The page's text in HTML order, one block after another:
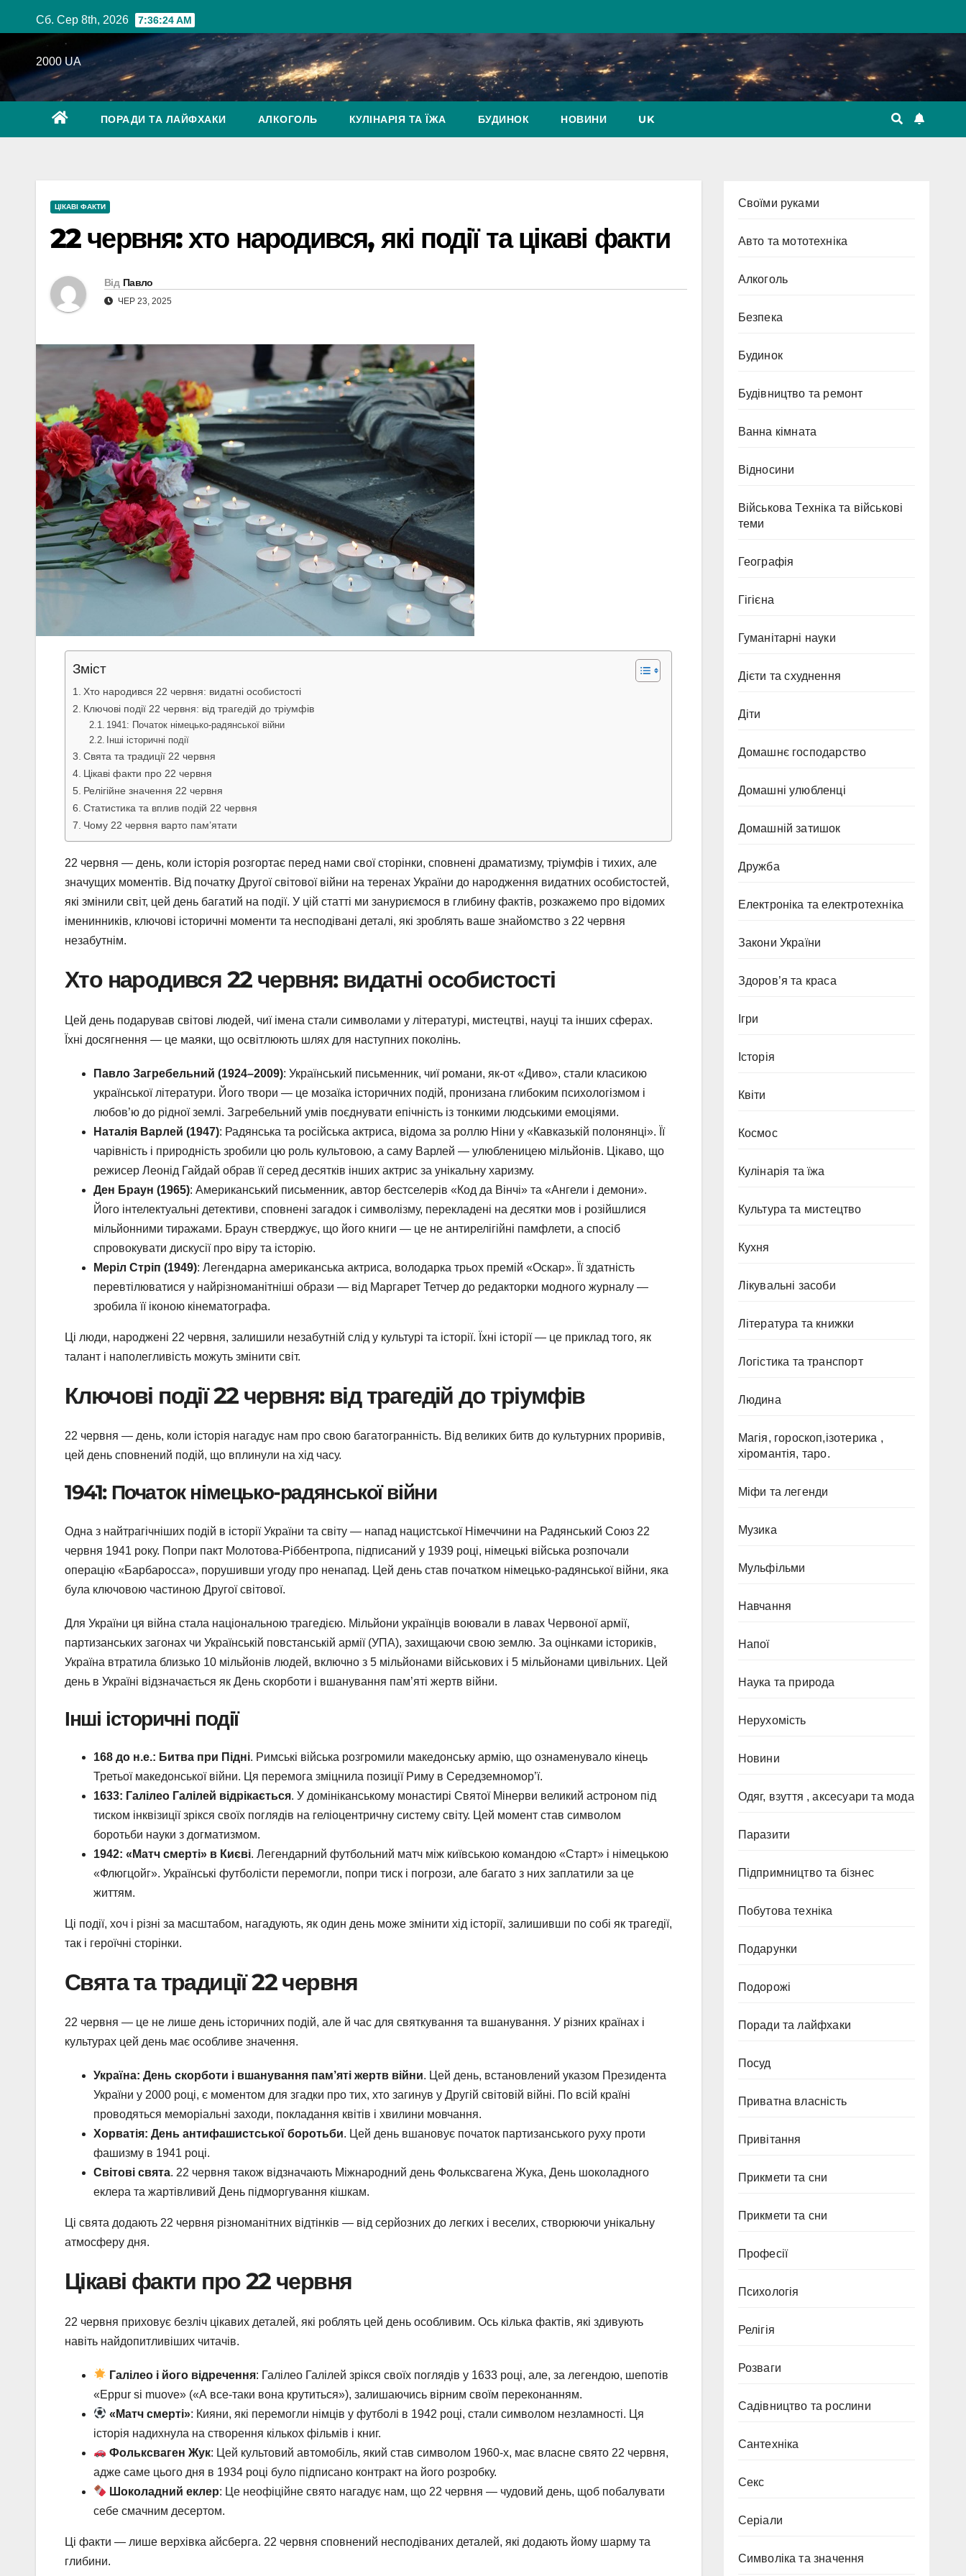
до
Сб. Сер 8th, 2026 7:36:25 AM
2000 UA
ПОРАДИ ТА ЛАЙФХАКИ АЛКОГОЛЬ КУЛІНАРІЯ ТА ЇЖА БУДИНОК НОВИНИ UK
ЦІКАВІ ФАКТИ
22 червня: хто народився, які події та цікаві факти
Від Павло
ЧЕР 23, 2025
Зміст
Хто народився 22 червня: видатні особистості
Ключові події 22 червня: від трагедій до тріумфів
1941: Початок німецько-радянської війни
Інші історичні події
Свята та традиції 22 червня
Цікаві факти про 22 червня
Релігійне значення 22 червня
Статистика та вплив подій 22 червня
Чому 22 червня варто пам’ятати
22 червня — день, коли історія розгортає перед нами свої сторінки, сповнені драматизму, тріумфів і тихих, але
значущих моментів. Від початку Другої світової війни на теренах України до народження видатних особистостей,
які змінили світ, цей день багатий на події. У цій статті ми зануриємося в глибину фактів, розкажемо про відомих
іменинників, ключові історичні моменти та несподівані деталі, які зроблять ваше знайомство з 22 червня
незабутнім.
Хто народився 22 червня: видатні особистості
Цей день подарував світові людей, чиї імена стали символами у літературі, мистецтві, науці та інших сферах.
Їхні досягнення — це маяки, що освітлюють шлях для наступних поколінь.
Павло Загребельний (1924–2009): Український письменник, чиї романи, як-от «Диво», стали класикою
української літератури. Його твори — це мозаїка історичних подій, пронизана глибоким психологізмом і
любов’ю до рідної землі. Загребельний умів поєднувати епічність із тонкими людськими емоціями.
Наталія Варлей (1947): Радянська та російська актриса, відома за роллю Ніни у «Кавказькій полонянці». Її
чарівність і природність зробили цю роль культовою, а саму Варлей — улюбленицею мільйонів. Цікаво, що
режисер Леонід Гайдай обрав її серед десятків інших актрис за унікальну харизму.
Ден Браун (1965): Американський письменник, автор бестселерів «Код да Вінчі» та «Ангели і демони».
Його інтелектуальні детективи, сповнені загадок і символізму, перекладені на десятки мов і розійшлися
мільйонними тиражами. Браун стверджує, що його книги — це не антирелігійні памфлети, а спосіб
спровокувати дискусії про віру та історію.
Меріл Стріп (1949): Легендарна американська актриса, володарка трьох премій «Оскар». Її здатність
перевтілюватися у найрізноманітніші образи — від Маргарет Тетчер до редакторки модного журналу —
зробила її іконою кінематографа.
Ці люди, народжені 22 червня, залишили незабутній слід у культурі та історії. Їхні історії — це приклад того, як
талант і наполегливість можуть змінити світ.
Ключові події 22 червня: від трагедій до тріумфів
22 червня — день, коли історія нагадує нам про свою багатогранність. Від великих битв до культурних проривів,
цей день сповнений подій, що вплинули на хід часу.
1941: Початок німецько-радянської війни
Одна з найтрагічніших подій в історії України та світу — напад нацистської Німеччини на Радянський Союз 22
червня 1941 року. Попри пакт Молотова-Ріббентропа, підписаний у 1939 році, німецькі війська розпочали
операцію «Барбаросса», порушивши угоду про ненапад. Цей день став початком німецько-радянської війни, яка
була ключовою частиною Другої світової.
Для України ця війна стала національною трагедією. Мільйони українців воювали в лавах Червоної армії,
партизанських загонах чи Українській повстанській армії (УПА), захищаючи свою землю. За оцінками істориків,
Україна втратила близько 10 мільйонів людей, включно з 5 мільйонами військових і 5 мільйонами цивільних. Цей
день в Україні відзначається як День скорботи і вшанування пам’яті жертв війни.
Інші історичні події
168 до н.е.: Битва при Підні. Римські війська розгромили македонську армію, що ознаменувало кінець
Третьої македонської війни. Ця перемога зміцнила позиції Риму в Середземномор’ї.
1633: Галілео Галілей відрікається. У домініканському монастирі Святої Мінерви великий астроном під
тиском інквізиції зрікся своїх поглядів на геліоцентричну систему світу. Цей момент став символом
боротьби науки з догматизмом.
1942: «Матч смерті» в Києві. Легендарний футбольний матч між київською командою «Старт» і німецькою
«Флюгцойг». Українські футболісти перемогли, попри тиск і погрози, але багато з них заплатили за це
життям.
Ці події, хоч і різні за масштабом, нагадують, як один день може змінити хід історії, залишивши по собі як трагедії,
так і героїчні сторінки.
Свята та традиції 22 червня
22 червня — це не лише день історичних подій, але й час для святкування та вшанування. У різних країнах і
культурах цей день має особливе значення.
Україна: День скорботи і вшанування пам’яті жертв війни. Цей день, встановлений указом Президента
України у 2000 році, є моментом для згадки про тих, хто загинув у Другій світовій війні. По всій країні
проводяться меморіальні заходи, покладання квітів і хвилини мовчання.
Хорватія: День антифашистської боротьби. Цей день вшановує початок партизанського руху проти
фашизму в 1941 році.
Світові свята. 22 червня також відзначають Міжнародний день Фольксвагена Жука, День шоколадного
еклера та жартівливий День підморгування кішкам.
Ці свята додають 22 червня різноманітних відтінків — від серйозних до легких і веселих, створюючи унікальну
атмосферу дня.
Цікаві факти про 22 червня
22 червня приховує безліч цікавих деталей, які роблять цей день особливим. Ось кілька фактів, які здивують
навіть найдопитливіших читачів.
Галілео і його відречення: Галілео Галілей зрікся своїх поглядів у 1633 році, але, за легендою, шепотів
«Eppur si muove» («А все-таки вона крутиться»), залишаючись вірним своїм переконанням.
«Матч смерті»: Кияни, які перемогли німців у футболі в 1942 році, стали символом незламності. Ця
історія надихнула на створення кількох фільмів і книг.
Фольксваген Жук: Цей культовий автомобіль, який став символом 1960-х, має власне свято 22 червня,
адже саме цього дня в 1934 році було підписано контракт на його розробку.
Шоколадний еклер: Це неофіційне свято нагадує нам, що 22 червня — чудовий день, щоб побалувати
себе смачним десертом.
Ці факти — лише верхівка айсберга. 22 червня сповнений несподіваних деталей, які додають йому шарму та
глибини.
Cвоїми руками
Авто та мототехніка
Алкоголь
Безпека
Будинок
Будівництво та ремонт
Ванна кімната
Відносини
Військова Техніка та військові
теми
Географія
Гігієна
Гуманітарні науки
Дієти та схуднення
Діти
Домашнє господарство
Домашні улюбленці
Домашній затишок
Дружба
Електроніка та електротехніка
Закони України
Здоров’я та краса
Ігри
Історія
Квіти
Космос
Кулінарія та їжа
Культура та мистецтво
Кухня
Лікувальні засоби
Література та книжки
Логістика та транспорт
Людина
Магія, гороскоп,ізотерика ,
хіромантія, таро.
Міфи та легенди
Музика
Мульфільми
Навчання
Напої
Наука та природа
Нерухомість
Новини
Одяг, взуття , аксесуари та мода
Паразити
Підпримництво та бізнес
Побутова техніка
Подарунки
Подорожі
Поради та лайфхаки
Посуд
Приватна власність
Привітання
Прикмети та сни
Прикмети та сни
Професії
Психологія
Релігія
Розваги
Садівництво та рослини
Сантехніка
Секс
Серіали
Символіка та значення